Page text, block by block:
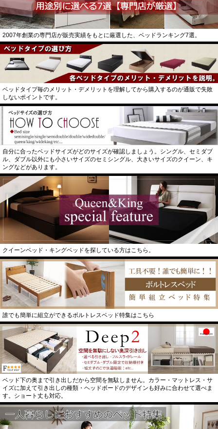
2007年創業の専門店が販売実績をもとに厳選した、ベッドランキング7選。
ベッドタイプ毎のメリット・デメリットを理解してから購入するのが通販で失敗
しないポイントです。
自分に合ったベッドサイズがどのサイズが確認しましょう。シングル、セミダブ
ル、ダブル以外にも小さいサイズのセミシングル、大きいサイズのクイーン、キ
ングなどがあります。
クイーンベッド・キングベッドを探している方はこちら。
誰でも簡単に組立ができるボルトレスベッド特集はこちら
ベッド下の奥まで引き出しだから空間を無駄しません。カラー・マットレス・サ
イズに加えて引き出しの種類・ヘッドボードのデザインも好みに合わせて選べま
す。ショート丈も対応。